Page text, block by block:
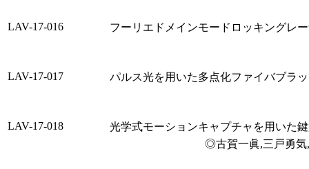
LAV-17-016 フーリエドメインモードロッキングレ
LAV-17-017 パルス光を用いた多点化ファイバブラ
LAV-17-018
光学式モーションキャプチャを用いた
◎古賀一眞,三戸勇